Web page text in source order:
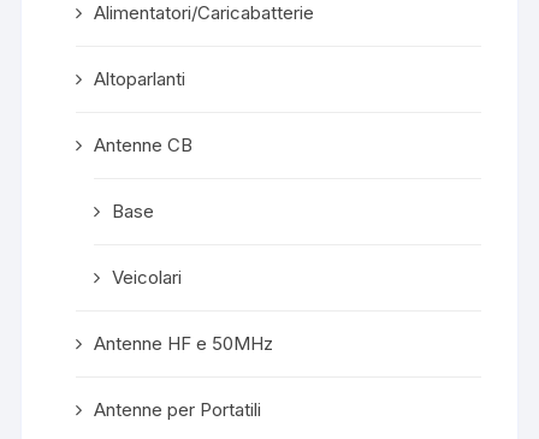
Alimentatori/Caricabatterie
Altoparlanti
Antenne CB
Base
Veicolari
Antenne HF e 50MHz
Antenne per Portatili